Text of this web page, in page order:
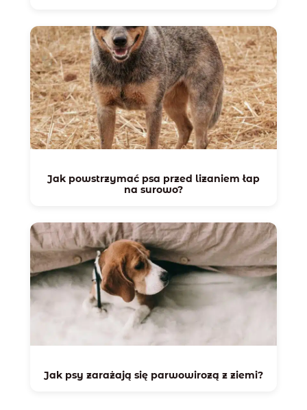
Jak powstrzymać psa przed lizaniem łap
na surowo?
Jak psy zarażają się parwowirozą z ziemi?